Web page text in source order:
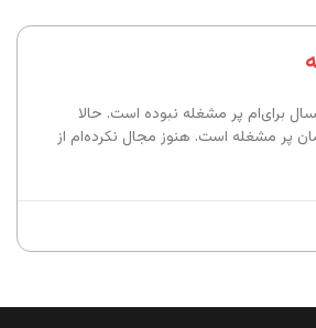
برای‌ام پر مشغله نبوده است. حالا
پر مشغله است. هنوز مجال نکرده‌ام از